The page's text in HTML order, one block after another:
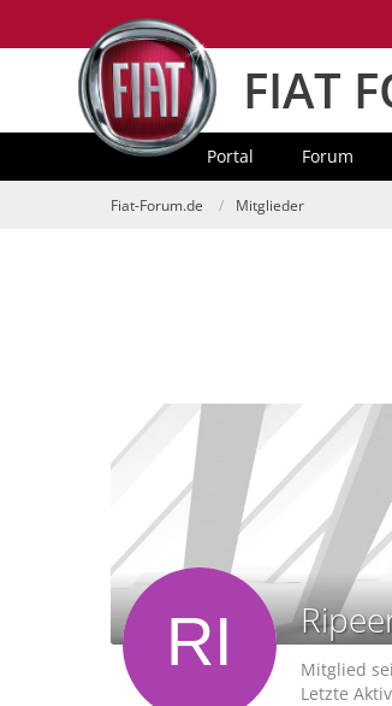
FIAT
Portal Forum
Fiat-Forum.de Mitglieder
Mitglied
Letzte